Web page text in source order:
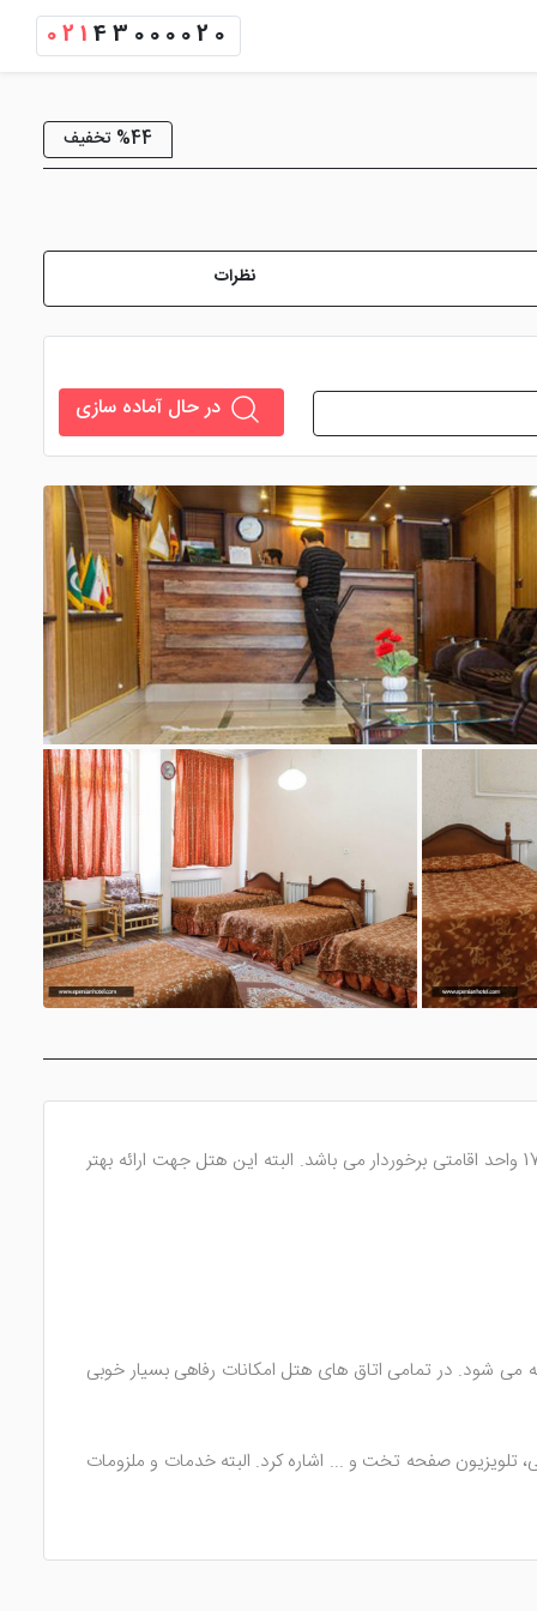
021 43000020
%44 تخفیف
نظرات
در حال آماده سازی
یک اقامتگاه ارزان قیمت در شهر یزد است که سال ساخت آن به 1382 می رسد. این هتل یزد از 3 طبقه ساختمانی و 17 واحد اقامتی برخوردار می باشد. البته این هتل جهت ارائه بهتر
نقلی دارد که با طراحی و چیدمانی معمولی آراسته شده اند. اتاق های هتل شامل 1 تخته، 2 تخته و 3 تخته می شود. در تمامی اتاق های هتل امکانات رفاهی بسیار خوبی
صفحه تخت و ... اشاره کرد. البته خدمات و ملزومات